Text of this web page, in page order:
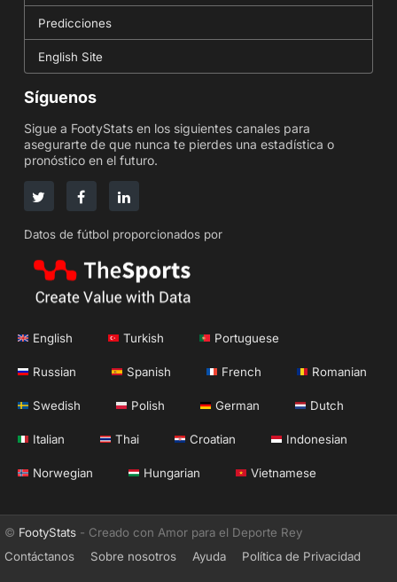
Predicciones
English Site
Síguenos
Sigue a FootyStats en los siguientes canales para
asegurarte de que nunca te pierdes una estadística o
pronóstico en el futuro.
Datos de fútbol proporcionados por
English Turkish Portuguese
Russian Spanish French Romanian
Swedish Polish German Dutch
Italian Thai Croatian Indonesian
Norwegian Hungarian Vietnamese
© FootyStats - Creado con Amor para el Deporte Rey
Contáctanos
Sobre nosotros Ayuda Política de Privacidad